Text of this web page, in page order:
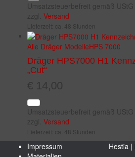
Umsatzsteuerbefreit gemäß UStG
zzgl. Versand
Lieferzeit: ca. 48 Stunden
Alle Dräger ModelleHPS 7000
Dräger HPS7000 H1
„Cut“
€ 14,00
Umsatzsteuerbefreit gemäß UStG
zzgl. Versand
Lieferzeit: ca. 48 Stunden
Impressum
Hestia |